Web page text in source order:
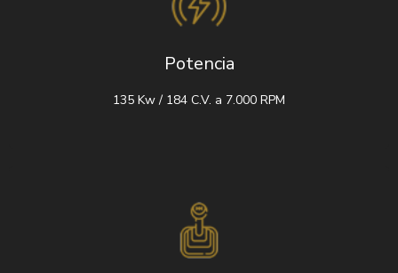
Potencia
135 Kw / 184 C.V. a 7.000 RPM